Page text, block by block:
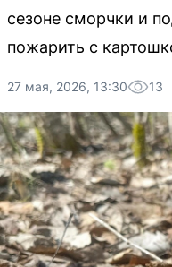
сезоне сморчки и
пожарить с
27 мая, 2026, 13:30 13